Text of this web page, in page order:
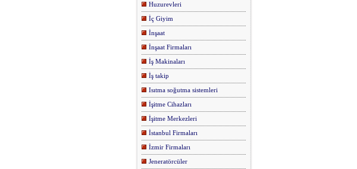
Huzurevleri
İç Giyim
İnşaat
İnşaat Firmaları
İş Makinaları
İş takip
Isıtma soğutma sistemleri
İşitme Cihazları
İşitme Merkezleri
İstanbul Firmaları
İzmir Firmaları
Jeneratörcüler